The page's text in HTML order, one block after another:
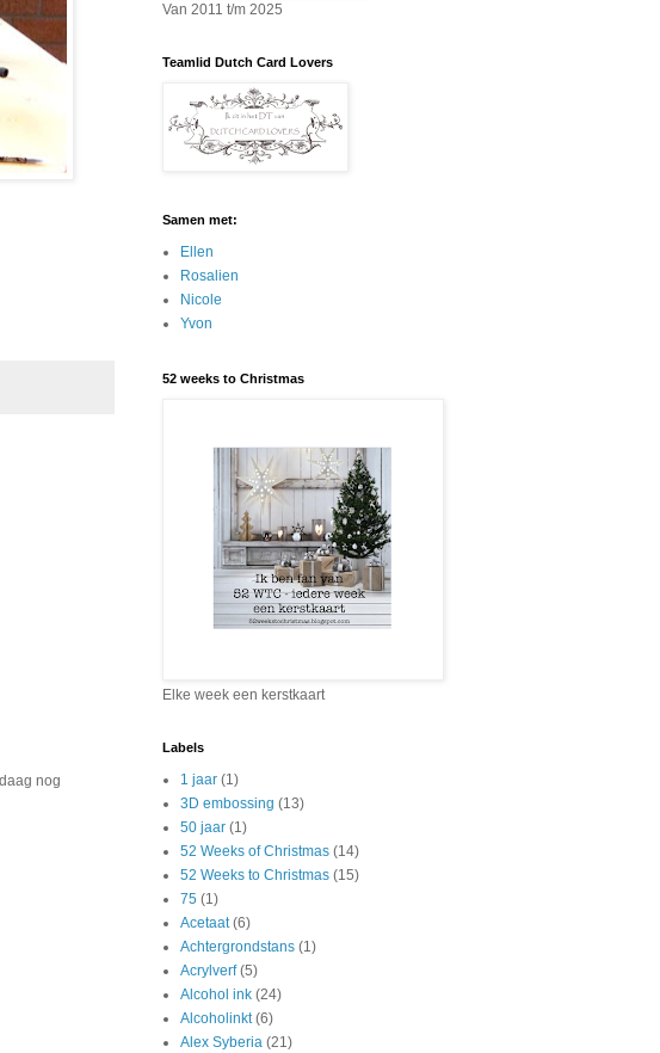
nog
Van 2011 t/m 2025
Teamlid Dutch Card Lovers
Samen met:
Ellen
Rosalien
Nicole
Yvon
52 weeks to Christmas
Elke week een kerstkaart
Labels
1 jaar (1)
3D embossing (13)
50 jaar (1)
52 Weeks of Christmas (14)
52 Weeks to Christmas (15)
75 (1)
Acetaat (6)
Achtergrondstans (1)
Acrylverf (5)
Alcohol ink (24)
Alcoholinkt (6)
Alex Syberia (21)